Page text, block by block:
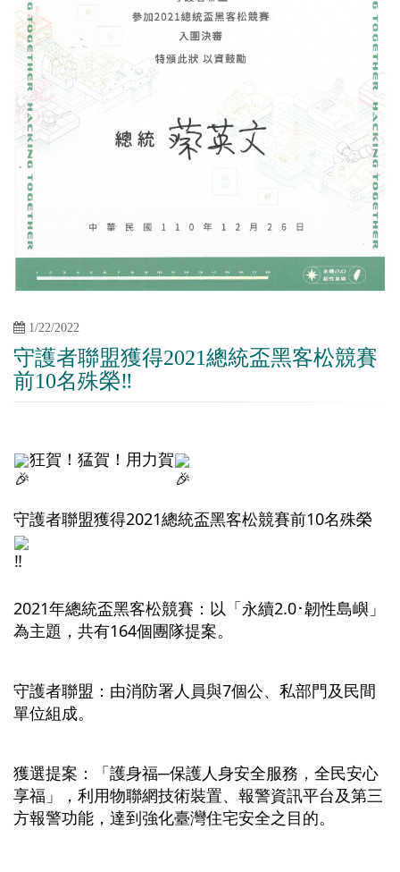
1/22/2022
守護者聯盟獲得2021總統盃黑客松競賽
前10名殊榮‼
狂賀！猛賀！用力賀
守護者聯盟獲得2021總統盃黑客松競賽前10名殊榮
2021年總統盃黑客松競賽：以「永續2.0･韌性島嶼」
為主題，共有164個團隊提案。
守護者聯盟：由消防署人員與7個公、私部門及民間
單位組成。
獲選提案：「護身福─保護人身安全服務，全民安心
享福」，利用物聯網技術裝置、報警資訊平台及第三
方報警功能，達到強化臺灣住宅安全之目的。